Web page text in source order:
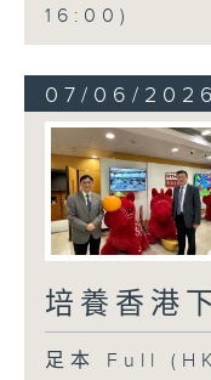
16:00)
07/06/2026
培養香港
足本 Full